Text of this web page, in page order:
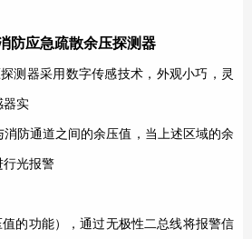
防应急疏散余压探测器
测器采用数字传感技术，外观小巧，灵
器实
防通道之间的余压值，当上述区域的余
行光报警
的功能），通过无极性二总线将报警信